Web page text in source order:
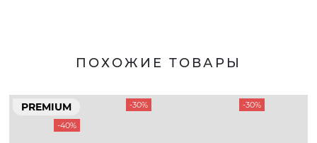
ПОХОЖИЕ ТОВАРЫ
PREMIUM
-40%
-30% -30%